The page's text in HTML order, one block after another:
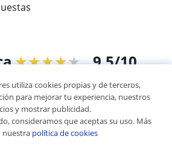
★★★★★ 9,5/10
opiniones de alumnos
Tus clases particulares
utiliza cookies propias y de terceros,
para mejorar tu experiencia, nuestros
y mostrar publicidad.
consideramos que aceptas su uso. Más
nuestra política de cookies